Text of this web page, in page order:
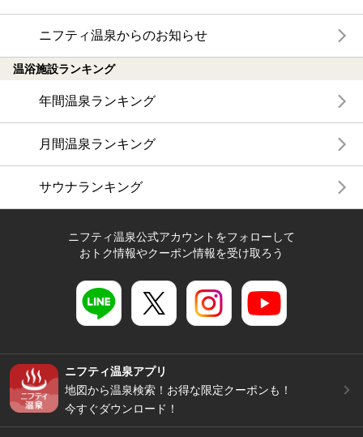
ニフティ温泉からのお知らせ
温浴施設ランキング
年間温泉ランキング
月間温泉ランキング
サウナランキング
ニフティ温泉公式アカウントをフォローして
おトク情報やクーポン情報を受け取ろう
ニフティ温泉アプリ
地図から温泉検索！お得な限定クーポンも！
今すぐダウンロード！